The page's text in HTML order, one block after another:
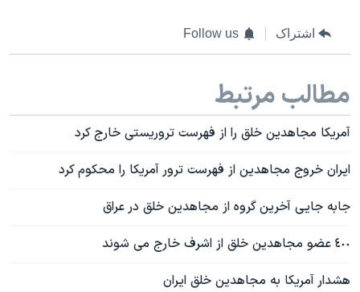
اشتراک Follow us
مطالب مرتبط
آمریکا مجاهدین خلق را از فهرست تروریستی خارج کرد
ایران خروج مجاهدین از فهرست ترور آمریکا را محکوم کرد
جابه جایی آخرین گروه از مجاهدین خلق در عراق
٤٠٠ عضو مجاهدین خلق از اشرف خارج می شوند
هشدار آمریکا به مجاهدین خلق ایران